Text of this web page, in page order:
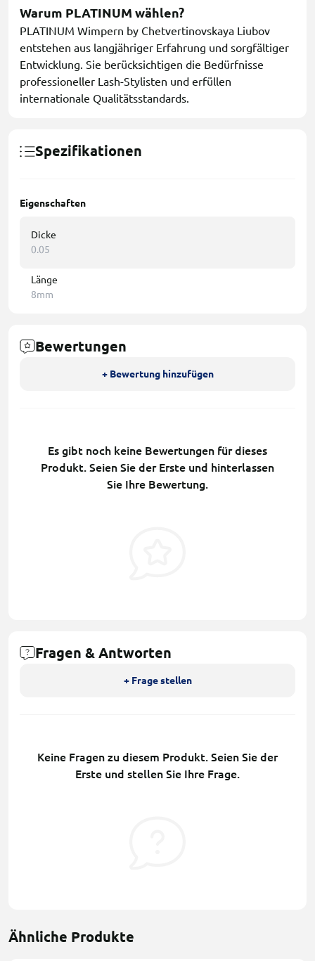
Warum PLATINUM wählen?
PLATINUM Wimpern by Chetvertinovskaya Liubov
entstehen aus langjähriger Erfahrung und sorgfältiger
Entwicklung. Sie berücksichtigen die Bedürfnisse
professioneller Lash-Stylisten und erfüllen
internationale Qualitätsstandards.
Spezifikationen
Eigenschaften
Dicke
0.05
Länge
8mm
Bewertungen
+ Bewertung hinzufügen
Es gibt noch keine Bewertungen für dieses
Produkt. Seien Sie der Erste und hinterlassen
Sie Ihre Bewertung.
Fragen & Antworten
+ Frage stellen
Keine Fragen zu diesem Produkt. Seien Sie der
Erste und stellen Sie Ihre Frage.
Ähnliche Produkte